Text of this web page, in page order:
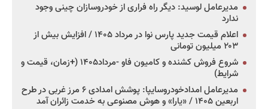
مدیرعامل لوسید: دیگر راه فراری از خودروسازان چینی وجود
ندارد
اعلام قیمت جدید پارس نوا در مرداد ۱۴۰۵ / افزایش بیش از
۲۰۳ میلیون تومانی
شروع فروش کشنده و کامیون فاو -مرداد۱۴۰۵ (+زمان، قیمت و
شرایط)
مدیرعامل امدادخودروسایپا: پوشش امدادی ۶ مرز غربی در طرح
اربعین ۱۴۰۵ / «یارا» و هوش مصنوعی به خدمت زائران آمد